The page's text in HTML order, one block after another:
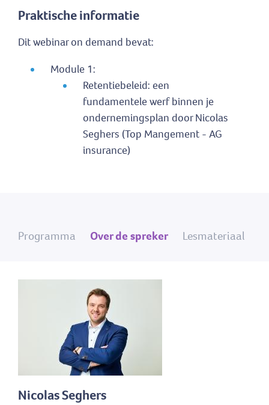
Praktische informatie
Dit webinar on demand bevat:
Module 1:
Retentiebeleid: een
fundamentele werf binnen je
ondernemingsplan door Nicolas
Seghers (Top Mangement - AG
insurance)
Programma Over de spreker Lesmateriaal
Nicolas Seghers